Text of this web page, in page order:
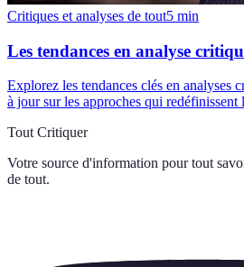
Critiques et analyses de tout5 min
Les tendances en analyse
Explorez les tendances clés en analyses
à jour sur les approches qui redéfinissent
Tout Critiquer
Votre source d'information pour tout
de tout.